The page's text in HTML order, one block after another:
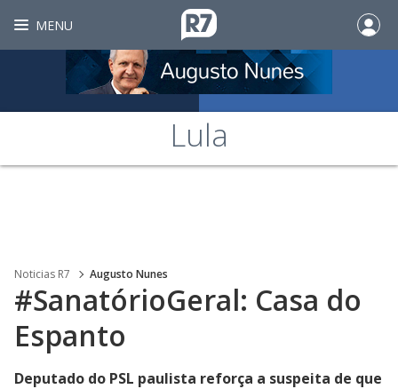
MENU
Lula
Noticias R7 Augusto Nunes
#SanatórioGeral: Casa do
Espanto
Deputado do PSL paulista reforça a suspeita de que